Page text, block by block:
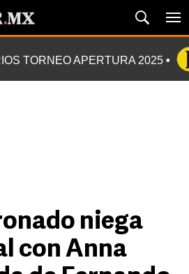
TORNEO APERTURA 2025
niega
con Anna